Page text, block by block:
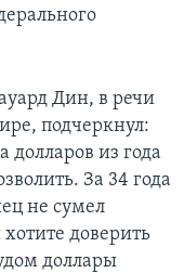
Дин, в речи
подчеркнул:
из года
За 34 года
не сумел
доверить
доллары